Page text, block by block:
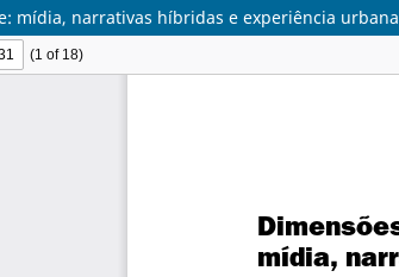
mídia, narrativas híbridas e experiência urbana